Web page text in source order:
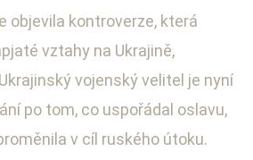
na Oslavu
· Autor: Lukáš Mareček
objevila kontroverze, která
vztahy na Ukrajině,
vojenský velitel je nyní
po tom, co uspořádal oslavu,
v cíl ruského útoku.